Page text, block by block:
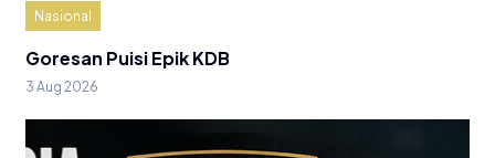
Nasional
Goresan Puisi Epik KDB
3 Aug 2026